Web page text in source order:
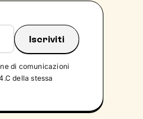
di comunicazioni
della stessa